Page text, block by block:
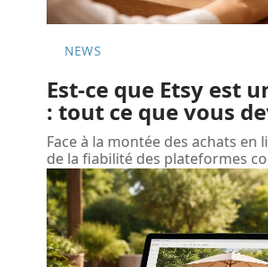
NEWS
Est-ce que Etsy est
: tout ce que vous
Face à la montée des achats en
de la fiabilité des plateformes